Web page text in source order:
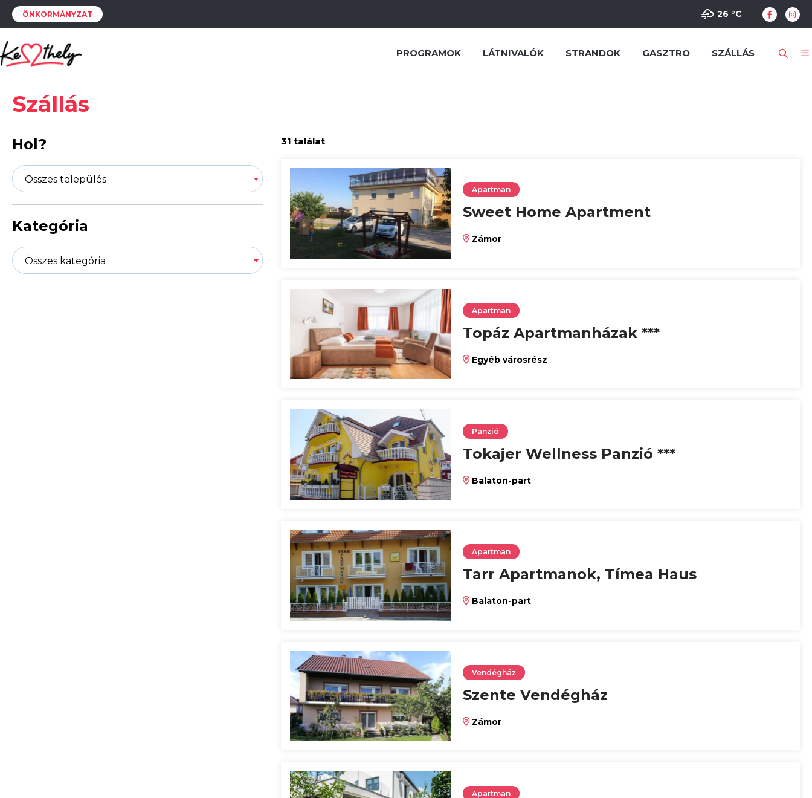
ÖNKORMÁNYZAT 26 °C
PROGRAMOK LÁTNIVALÓK STRANDOK GASZTRO SZÁLLÁS
Szállás
Hol?
Összes település
Kategória
Összes kategória
31 találat
Apartman
Sweet Home Apartment
Zámor
Apartman
Topáz Apartmanházak ***
Egyéb városrész
Panzió
Tokajer Wellness Panzió ***
Balaton-part
Apartman
Tarr Apartmanok, Tímea Haus
Balaton-part
Vendégház
Szente Vendégház
Zámor
Apartman